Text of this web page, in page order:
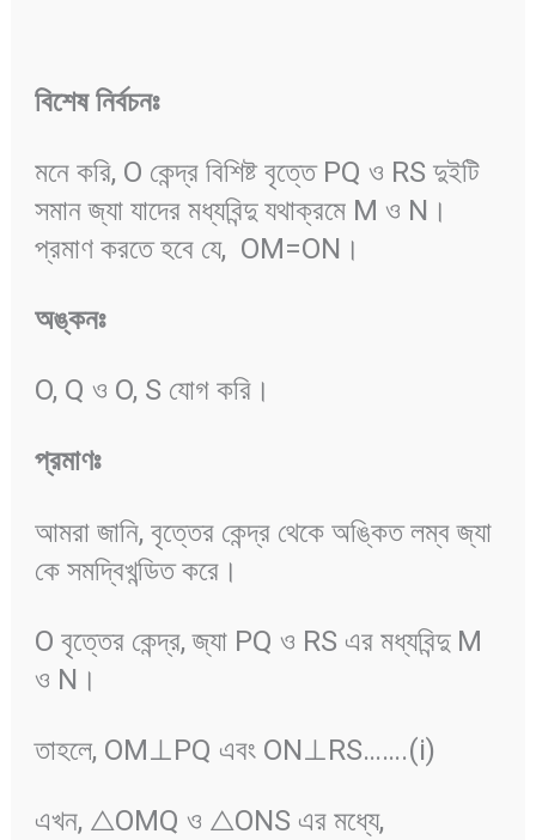
বিশেষ নির্বচনঃ
মনে করি, O কেন্দ্র বিশিষ্ট বৃত্তে PQ ও RS দুইটি
সমান জ্যা যাদের মধ্যবিন্দু যথাক্রমে M ও N।
প্রমাণ করতে হবে যে, OM=ON।
অঙ্কনঃ
O, Q ও O, S যোগ করি।
প্রমাণঃ
আমরা জানি, বৃত্তের কেন্দ্র থেকে অঙ্কিত লম্ব জ্যা
কে সমদ্বিখন্ডিত করে।
O বৃত্তের কেন্দ্র, জ্যা PQ ও RS এর মধ্যবিন্দু M
ও N।
তাহলে, OM⊥PQ এবং ON⊥RS…….(i)
এখন, △OMQ ও △ONS এর মধ্যে,